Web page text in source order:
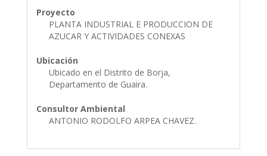
Proyecto
PLANTA INDUSTRIAL E PRODUCCION DE
AZUCAR Y ACTIVIDADES CONEXAS
Ubicación
Ubicado en el Distrito de Borja,
Departamento de Guaira.
Consultor Ambiental
ANTONIO RODOLFO ARPEA CHAVEZ.